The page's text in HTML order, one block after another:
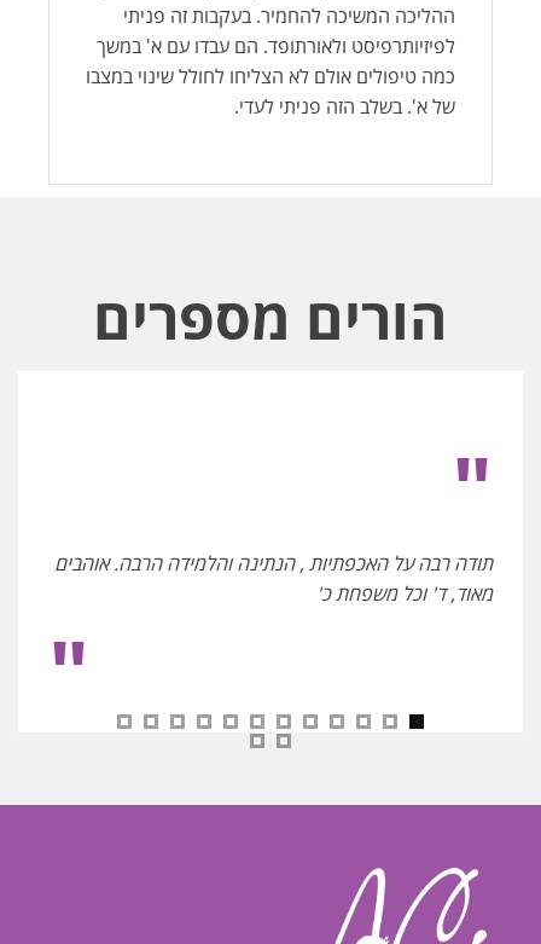
ההליכה המשיכה להחמיר. בעקבות זה פניתי
לפיזיותרפיסט ולאורתופד. הם עבדו עם א' במשך
כמה טיפולים אולם לא הצליחו לחולל שינוי במצבו
של א'. בשלב הזה פניתי לעדי.
הורים מספרים
"
תודה רבה על האכפתיות , הנתינה והלמידה הרבה. אוהבים
מאוד, ד' וכל משפחת כ'
"